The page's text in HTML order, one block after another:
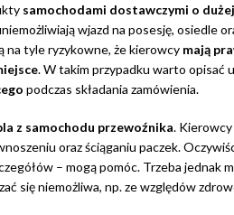
samochodami dostawczymi o dużej
wjazd na posesję, osiedle
na tyle ryzykowne, że kierowcy mają
. W takim przypadku warto opisać
podczas składania zamówienia.
z samochodu przewoźnika. Kierowcy
oraz ściąganiu paczek.
– mogą pomóc. Trzeba jednak
się niemożliwa, np. ze względów